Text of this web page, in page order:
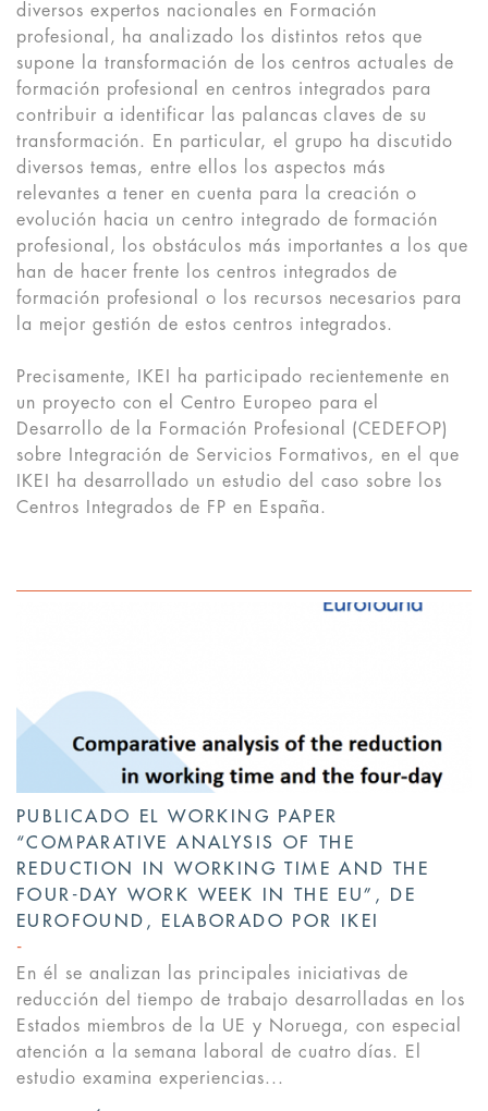
diversos expertos nacionales en Formación
profesional, ha analizado los distintos retos que
supone la transformación de los centros actuales de
formación profesional en centros integrados para
contribuir a identificar las palancas claves de su
transformación. En particular, el grupo ha discutido
diversos temas, entre ellos los aspectos más
relevantes a tener en cuenta para la creación o
evolución hacia un centro integrado de formación
profesional, los obstáculos más importantes a los que
han de hacer frente los centros integrados de
formación profesional o los recursos necesarios para
la mejor gestión de estos centros integrados.
Precisamente, IKEI ha participado recientemente en
un proyecto con el Centro Europeo para el
Desarrollo de la Formación Profesional (CEDEFOP)
sobre Integración de Servicios Formativos, en el que
IKEI ha desarrollado un estudio del caso sobre los
Centros Integrados de FP en España.
PUBLICADO EL WORKING PAPER
“COMPARATIVE ANALYSIS OF THE
REDUCTION IN WORKING TIME AND THE
FOUR-DAY WORK WEEK IN THE EU”, DE
EUROFOUND, ELABORADO POR IKEI
En él se analizan las principales iniciativas de
reducción del tiempo de trabajo desarrolladas en los
Estados miembros de la UE y Noruega, con especial
atención a la semana laboral de cuatro días. El
estudio examina experiencias...